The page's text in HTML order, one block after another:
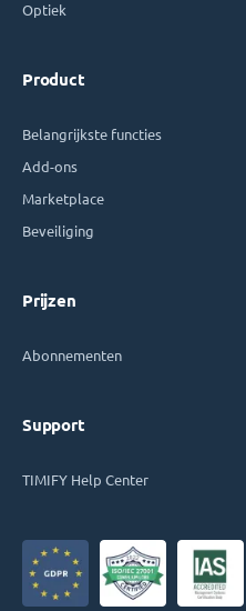
Optiek
Product
Belangrijkste functies
Add-ons
Marketplace
Beveiliging
Prijzen
Abonnementen
Support
TIMIFY Help Center